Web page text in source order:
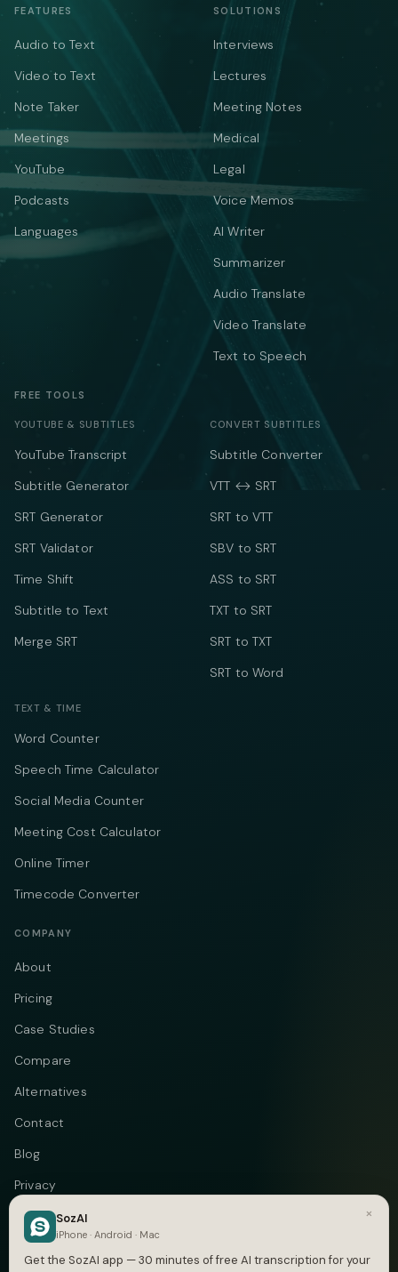
FEATURES
Audio to Text
Video to Text
Note Taker
Meetings
YouTube
Podcasts
Languages
SOLUTIONS
Interviews
Lectures
Meeting Notes
Medical
Legal
Voice Memos
AI Writer
Summarizer
Audio Translate
Video Translate
Text to Speech
FREE TOOLS
YOUTUBE & SUBTITLES
YouTube Transcript
Subtitle Generator
SRT Generator
SRT Validator
Time Shift
Subtitle to Text
Merge SRT
CONVERT SUBTITLES
Subtitle Converter
VTT ↔ SRT
SRT to VTT
SBV to SRT
ASS to SRT
TXT to SRT
SRT to TXT
SRT to Word
TEXT & TIME
Word Counter
Speech Time Calculator
Social Media Counter
Meeting Cost Calculator
Online Timer
Timecode Converter
COMPANY
About
Pricing
Case Studies
Compare
Alternatives
Contact
Blog
Privacy
Terms
DMCA
×
SozAI
iPhone · Android · Mac
Get the SozAI app — 30 minutes of free AI transcription for your